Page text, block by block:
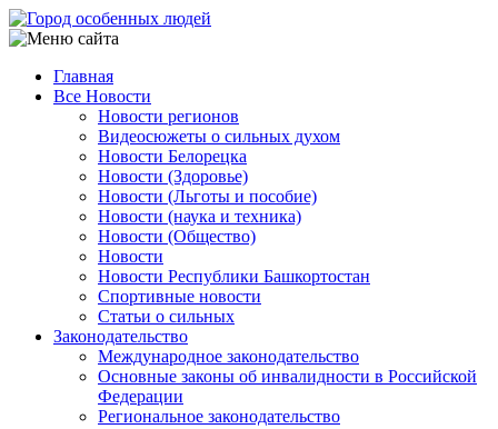
Перейти
к
содержанию
Main
navigation
Главная
Все Новости
Новости регионов
Видеосюжеты о сильных духом
Новости Белорецка
Новости (Здоровье)
Новости (Льготы и пособие)
Новости (наука и техника)
Новости (Общество)
Новости
Новости Республики Башкортостан
Спортивные новости
Статьи о сильных
Законодательство
Международное законодательство
Основные законы об инвалидности в Российской
Федерации
Региональное законодательство